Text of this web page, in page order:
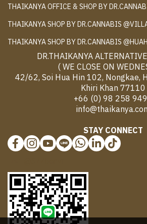
THAIKANYA OFFICE & SHOP BY
THAIKANYA SHOP BY DR.CANNABIS
THAIKANYA SHOP BY DR.CANNABIS
DR.THAIKANYA
( WE CLOSE ON
42/62, Soi Hua Hin 102, Nongkae,
Khiri Khan 77110
+66 (0) 98 258
STAY CONNECT